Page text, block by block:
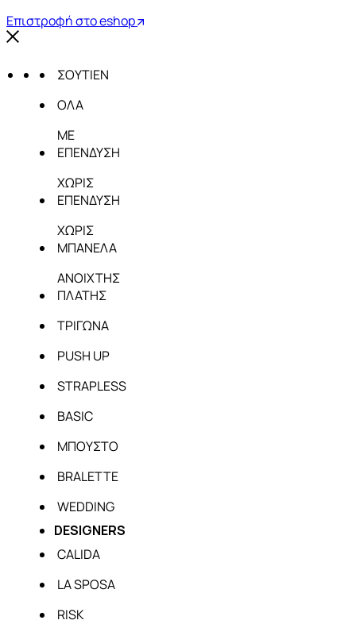
Επιστροφή στο eshop
ΣΟΥΤΙΕΝ
ΟΛΑ
ΜΕ
ΕΠΕΝΔΥΣΗ
ΧΩΡΙΣ
ΕΠΕΝΔΥΣΗ
ΧΩΡΙΣ
ΜΠΑΝΕΛΑ
ΑΝΟΙΧΤΗΣ
ΠΛΑΤΗΣ
ΤΡΙΓΩΝΑ
PUSH UP
STRAPLESS
BASIC
ΜΠΟΥΣΤΟ
BRALETTE
WEDDING
DESIGNERS
CALIDA
LA SPOSA
RISK